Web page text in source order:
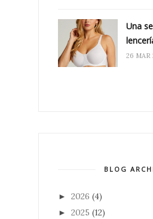
Una
26 MAR
BLOG
► 2026 (4)
► 2025 (12)